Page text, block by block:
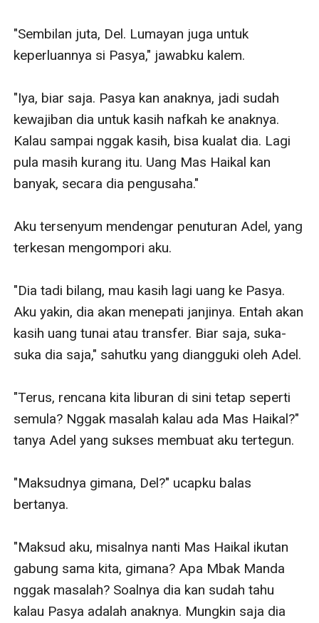
"Sembilan juta, Del. Lumayan juga untuk
keperluannya si Pasya," jawabku kalem.
"Iya, biar saja. Pasya kan anaknya, jadi sudah
kewajiban dia untuk kasih nafkah ke anaknya.
Kalau sampai nggak kasih, bisa kualat dia. Lagi
pula masih kurang itu. Uang Mas Haikal kan
banyak, secara dia pengusaha."
Aku tersenyum mendengar penuturan Adel, yang
terkesan mengompori aku.
"Dia tadi bilang, mau kasih lagi uang ke Pasya.
Aku yakin, dia akan menepati janjinya. Entah akan
kasih uang tunai atau transfer. Biar saja, suka-
suka dia saja," sahutku yang diangguki oleh Adel.
"Terus, rencana kita liburan di sini tetap seperti
semula? Nggak masalah kalau ada Mas Haikal?"
tanya Adel yang sukses membuat aku tertegun.
"Maksudnya gimana, Del?" ucapku balas
bertanya.
"Maksud aku, misalnya nanti Mas Haikal ikutan
gabung sama kita, gimana? Apa Mbak Manda
nggak masalah? Soalnya dia kan sudah tahu
kalau Pasya adalah anaknya. Mungkin saja dia